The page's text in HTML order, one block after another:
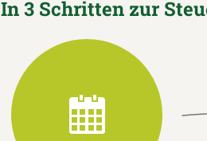
In 3 Schritten zur